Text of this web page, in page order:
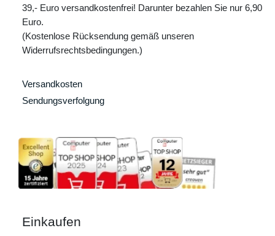
39,- Euro versandkostenfrei! Darunter bezahlen Sie nur 6,90
Euro.
(Kostenlose Rücksendung gemäß unseren
Widerrufsrechtsbedingungen.)
Versandkosten
Sendungsverfolgung
Einkaufen